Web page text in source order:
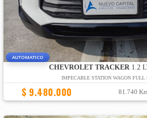
AUTOMATICO
CHEVROLET TRACKER 1.2
IMPECABLE STATION WAGON FULL
$ 9.480.000 81.740